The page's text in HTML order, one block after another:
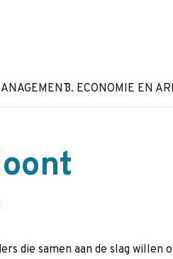
3. ECONOMIE EN
die samen aan de slag